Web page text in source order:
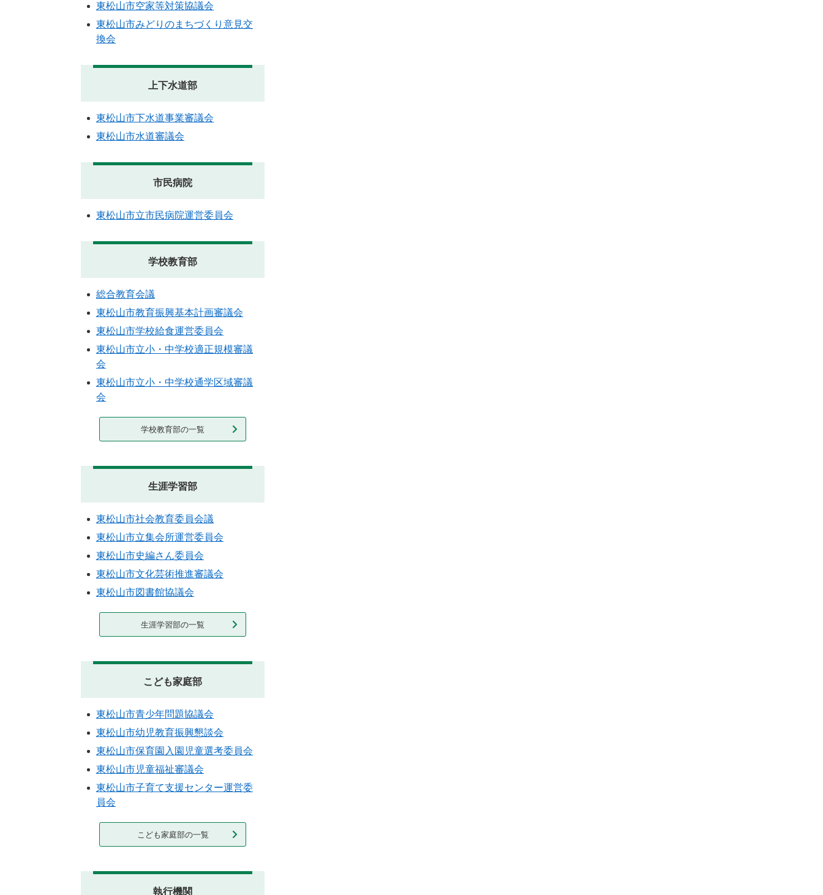
東松山市空家等対策協議会
東松山市みどりのまちづくり意見交
換会
上下水道部
東松山市下水道事業審議会
東松山市水道審議会
市民病院
東松山市立市民病院運営委員会
学校教育部
総合教育会議
東松山市教育振興基本計画審議会
東松山市学校給食運営委員会
東松山市立小・中学校適正規模審議
会
東松山市立小・中学校通学区域審議
会
学校教育部の一覧
生涯学習部
東松山市社会教育委員会議
東松山市立集会所運営委員会
東松山市史編さん委員会
東松山市文化芸術推進審議会
東松山市図書館協議会
生涯学習部の一覧
こども家庭部
東松山市青少年問題協議会
東松山市幼児教育振興懇談会
東松山市保育園入園児童選考委員会
東松山市児童福祉審議会
東松山市子育て支援センター運営委
員会
こども家庭部の一覧
執行機関